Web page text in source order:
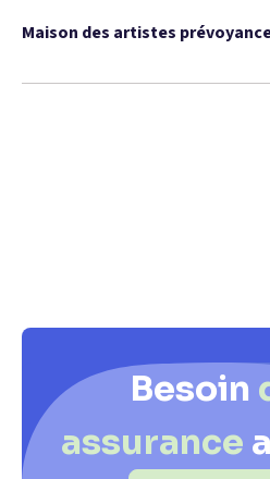
Maison des artistes
Besoin
assurance